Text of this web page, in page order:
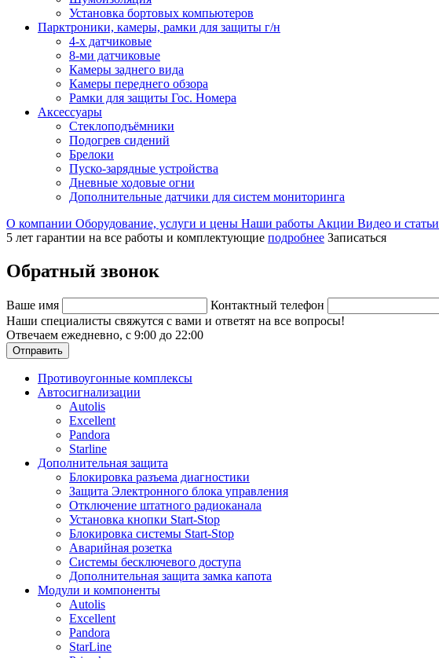
Установка бортовых компьютеров
Парктроники, камеры, рамки для защиты г/н
4-х датчиковые
8-ми датчиковые
Камеры заднего вида
Камеры переднего обзора
Рамки для защиты Гос. Номера
Аксессуары
Стеклоподъёмники
Подогрев сидений
Брелоки
Пуско-зарядные устройства
Дневные ходовые огни
Дополнительные датчики для систем мониторинга
О компании Оборудование, услуги и цены Наши работы Акции Видео и статьи
5 лет гарантии на все работы и комплектующие подробнее Записаться
Обратный звонок
Ваше имя
Контактный телефон
Наши специалисты свяжутся с вами и ответят на все вопросы!
Отвечаем ежедневно, с 9:00 до 22:00
Отправить
Противоугонные комплексы
Автосигнализации
Autolis
Excellent
Pandora
Starline
Дополнительная защита
Блокировка разъема диагностики
Защита Электронного блока управления
Отключение штатного радиоканала
Установка кнопки Start-Stop
Блокировка системы Start-Stop
Аварийная розетка
Системы бесключевого доступа
Дополнительная защита замка капота
Модули и компоненты
Autolis
Excellent
Pandora
StarLine